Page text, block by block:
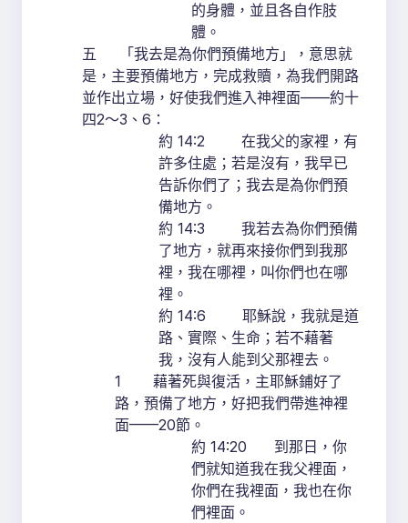
的身體，並且各自作肢
體。
五 「我去是為你們預備地方」，意思就
是，主要預備地方，完成救贖，為我們開路
並作出立場，好使我們進入神裡面——約十
四2～3、6：
約 14:2 在我父的家裡，有
許多住處；若是沒有，我早已
告訴你們了；我去是為你們預
備地方。
約 14:3 我若去為你們預備
了地方，就再來接你們到我那
裡，我在哪裡，叫你們也在哪
裡。
約 14:6 耶穌說，我就是道
路、實際、生命；若不藉著
我，沒有人能到父那裡去。
1 藉著死與復活，主耶穌鋪好了
路，預備了地方，好把我們帶進神裡
面——20節。
約 14:20 到那日，你
們就知道我在我父裡面，
你們在我裡面，我也在你
們裡面。